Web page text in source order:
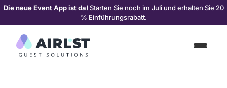
Die neue Event App ist da!Starten Sie noch im Juli und erhalten Sie 20
% Einführungsrabatt.